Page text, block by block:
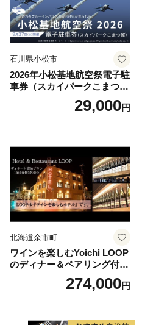
石川県小松市
2026年小松基地航空祭電子駐
車券（スカイパークこまつ
翼） 駐車場 シャトルバスの
りばすぐ 石川県 小松市
29,000円
北海道余市町
ワインを楽しむYoichi LOOP
のディナー＆ペアリング付宿
泊プラン＜デラックスツイン
274,000円